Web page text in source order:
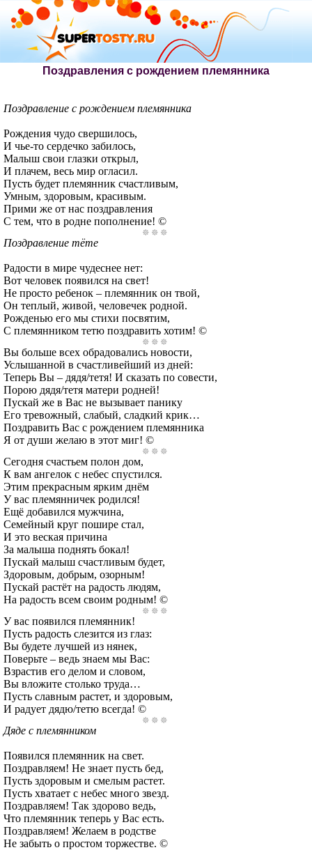
Поздравления с рождением племянника
Поздравление с рождением племянника
Рождения чудо свершилось,
И чье-то сердечко забилось,
Малыш свои глазки открыл,
И плачем, весь мир огласил.
Пусть будет племянник счастливым,
Умным, здоровым, красивым.
Прими же от нас поздравления
С тем, что в родне пополнение! ©
Поздравление тёте
Радости в мире чудеснее нет:
Вот человек появился на свет!
Не просто ребенок – племянник он твой,
Он теплый, живой, человечек родной.
Рожденью его мы стихи посвятим,
С племянником тетю поздравить хотим! ©
Вы больше всех обрадовались новости,
Услышанной в счастливейший из дней:
Теперь Вы – дядя/тетя! И сказать по совести,
Порою дядя/тетя матери родней!
Пускай же в Вас не вызывает панику
Его тревожный, слабый, сладкий крик…
Поздравить Вас с рождением племянника
Я от души желаю в этот миг! ©
Сегодня счастьем полон дом,
К вам ангелок с небес спустился.
Этим прекрасным ярким днём
У вас племянничек родился!
Ещё добавился мужчина,
Семейный круг пошире стал,
И это веская причина
За малыша поднять бокал!
Пускай малыш счастливым будет,
Здоровым, добрым, озорным!
Пускай растёт на радость людям,
На радость всем своим родным! ©
У вас появился племянник!
Пусть радость слезится из глаз:
Вы будете лучшей из нянек,
Поверьте – ведь знаем мы Вас:
Взрастив его делом и словом,
Вы вложите столько труда…
Пусть славным растет, и здоровым,
И радует дядю/тетю всегда! ©
Дяде с племянником
Появился племянник на свет.
Поздравляем! Не знает пусть бед,
Пусть здоровым и смелым растет.
Пусть хватает с небес много звезд.
Поздравляем! Так здорово ведь,
Что племянник теперь у Вас есть.
Поздравляем! Желаем в родстве
Не забыть о простом торжестве. ©